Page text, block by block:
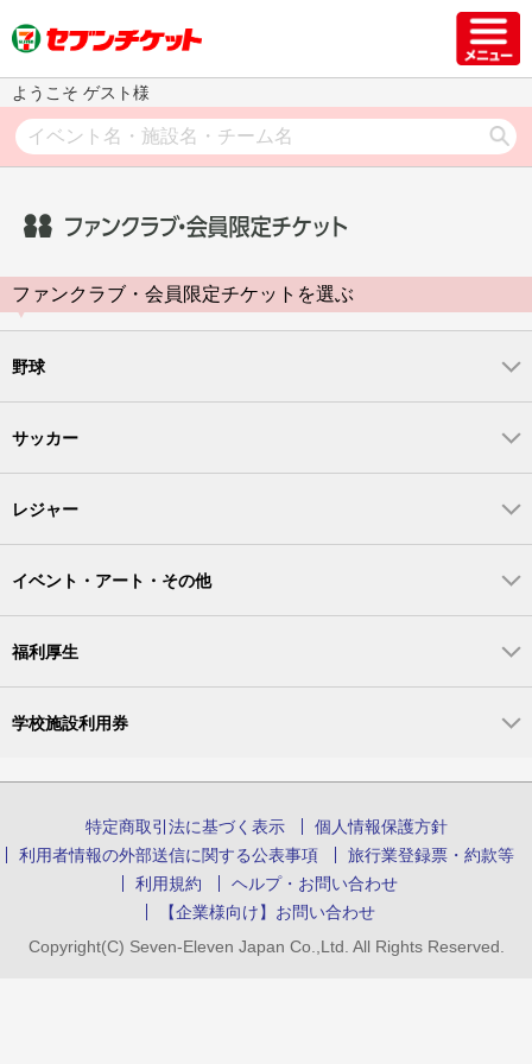
ようこそ ゲスト様
ファンクラブ・会員限定チケットを選ぶ
野球
サッカー
レジャー
イベント・アート・その他
福利厚生
学校施設利用券
特定商取引法に基づく表示
個人情報保護方針
利用者情報の外部送信に関する公表事項
旅行業登録票・約款等
利用規約
ヘルプ・お問い合わせ
【企業様向け】お問い合わせ
Copyright(C) Seven-Eleven Japan Co.,Ltd. All Rights Reserved.